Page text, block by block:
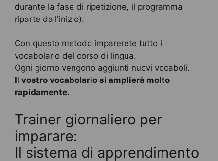
durante la fase di ripetizione, il programma
riparte dall'inizio).
Con questo metodo imparerete tutto il
vocabolario del corso di lingua.
Ogni giorno vengono aggiunti nuovi vocaboli.
Il vostro vocabolario si amplierà molto
rapidamente.
Trainer giornaliero per
imparare:
Il sistema di apprendimento